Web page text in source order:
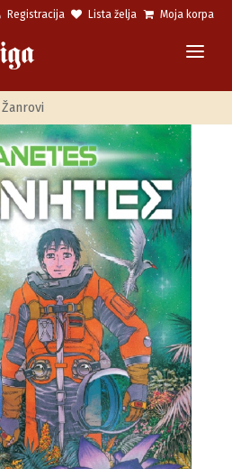
Registracija Lista želja Moja korpa
Žanrovi